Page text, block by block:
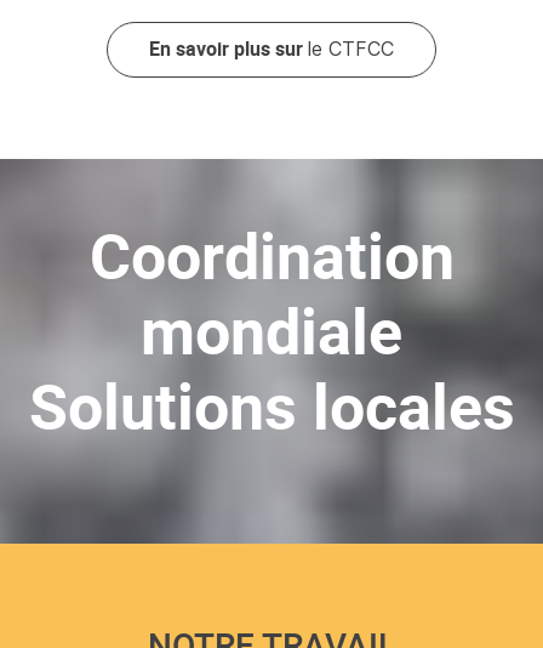
En savoir plus sur le CTFCC
Coordination
mondiale
Solutions locales